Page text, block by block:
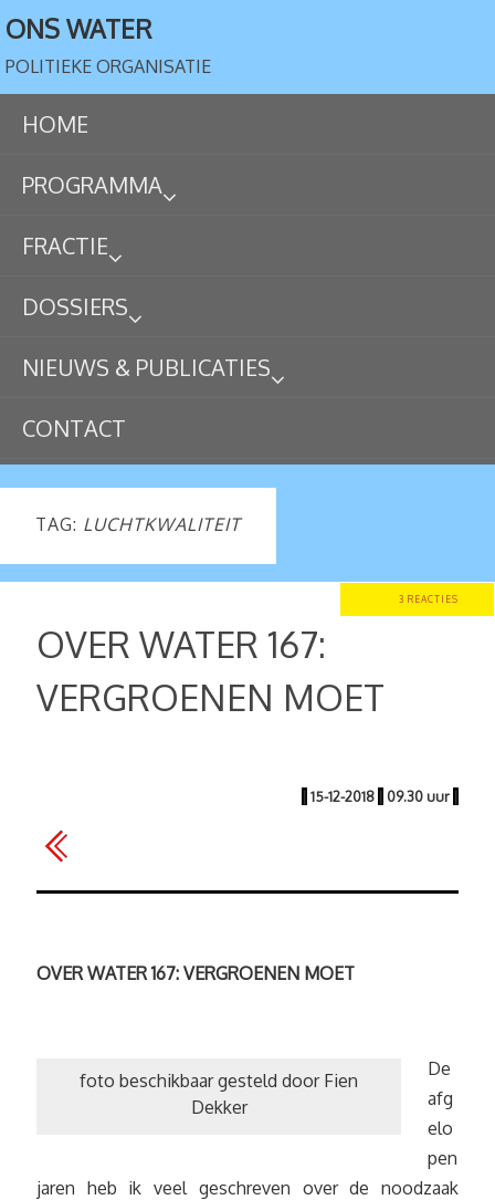
ONS WATER
POLITIEKE ORGANISATIE
HOME
PROGRAMMA
FRACTIE
DOSSIERS
NIEUWS & PUBLICATIES
CONTACT
TAG: LUCHTKWALITEIT
3 REACTIES
OVER WATER 167:
VERGROENEN MOET
| 15-12-2018 | 09.30 uur |
OVER WATER 167: VERGROENEN MOET
foto beschikbaar gesteld door Fien
Dekker
De
afg
elo
pen
jaren heb ik veel geschreven over de noodzaak